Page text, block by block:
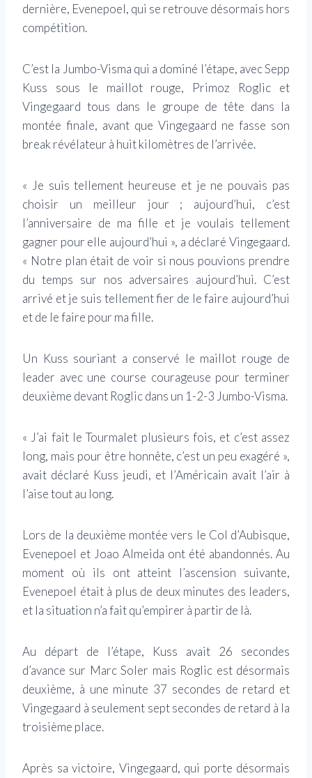
dernière, Evenepoel, qui se retrouve désormais hors
compétition.
C’est la Jumbo-Visma qui a dominé l’étape, avec Sepp
Kuss sous le maillot rouge, Primoz Roglic et
Vingegaard tous dans le groupe de tête dans la
montée finale, avant que Vingegaard ne fasse son
break révélateur à huit kilomètres de l’arrivée.
« Je suis tellement heureuse et je ne pouvais pas
choisir un meilleur jour ; aujourd’hui, c’est
l’anniversaire de ma fille et je voulais tellement
gagner pour elle aujourd’hui », a déclaré Vingegaard.
« Notre plan était de voir si nous pouvions prendre
du temps sur nos adversaires aujourd’hui. C’est
arrivé et je suis tellement fier de le faire aujourd’hui
et de le faire pour ma fille.
Un Kuss souriant a conservé le maillot rouge de
leader avec une course courageuse pour terminer
deuxième devant Roglic dans un 1-2-3 Jumbo-Visma.
« J’ai fait le Tourmalet plusieurs fois, et c’est assez
long, mais pour être honnête, c’est un peu exagéré »,
avait déclaré Kuss jeudi, et l’Américain avait l’air à
l’aise tout au long.
Lors de la deuxième montée vers le Col d’Aubisque,
Evenepoel et Joao Almeida ont été abandonnés. Au
moment où ils ont atteint l’ascension suivante,
Evenepoel était à plus de deux minutes des leaders,
et la situation n’a fait qu’empirer à partir de là.
Au départ de l’étape, Kuss avait 26 secondes
d’avance sur Marc Soler mais Roglic est désormais
deuxième, à une minute 37 secondes de retard et
Vingegaard à seulement sept secondes de retard à la
troisième place.
Après sa victoire, Vingegaard, qui porte désormais